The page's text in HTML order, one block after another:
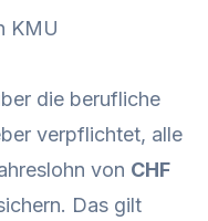
KMU
die berufliche
verpflichtet, alle
von CHF
Das gilt